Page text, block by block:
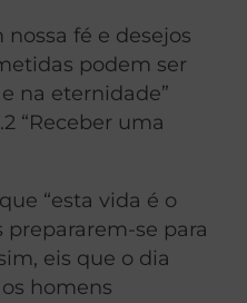
fé e desejos
podem ser
na eternidade”
“Receber uma
“esta vida é o
se para
eis que o dia
homens